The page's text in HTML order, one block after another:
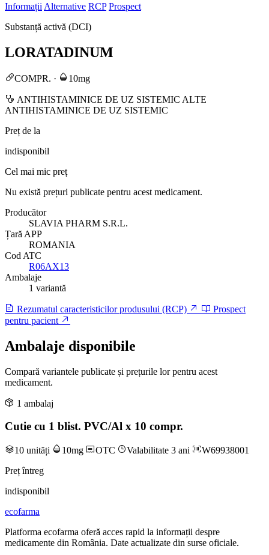
Informații Alternative RCP Prospect
Substanță activă (DCI)
LORATADINUM
COMPR. · 10mg
ANTIHISTAMINICE DE UZ SISTEMIC ALTE
ANTIHISTAMINICE DE UZ SISTEMIC
Preț de la
indisponibil
Cel mai mic preț
Nu există prețuri publicate pentru acest medicament.
Producător
SLAVIA PHARM S.R.L.
Țară APP
ROMANIA
Cod ATC
R06AX13
Ambalaje
1 variantă
Rezumatul caracteristicilor produsului (RCP)
Prospect
pentru pacient
Ambalaje disponibile
Compară variantele publicate și prețurile lor pentru acest
medicament.
1 ambalaj
Cutie cu 1 blist. PVC/Al x 10 compr.
10 unități 10mg OTC Valabilitate 3 ani
W69938001
Preț întreg
indisponibil
ecofarma
Platforma ecofarma oferă acces rapid la informații despre
medicamente din România. Date actualizate din surse oficiale.